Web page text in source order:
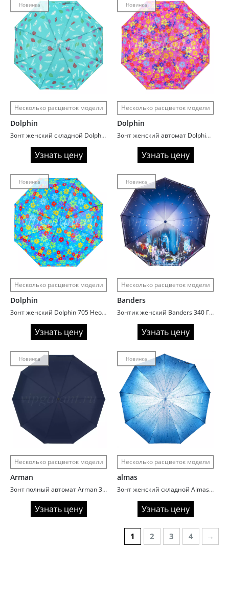
Новинка
Несколько расцветок модели
Dolphin
Зонт женский складной Dolphin 703 Feathers
Узнать цену
Новинка
Несколько расцветок модели
Dolphin
Зонт женский автомат Dolphin 706 Neon flowers
Узнать цену
Новинка
Несколько расцветок модели
Dolphin
Зонт женский Dolphin 705 Неоновые цветы
Узнать цену
Новинка
Несколько расцветок модели
Banders
Зонтик женский Banders 340 Городские пейзажи
Узнать цену
Новинка
Несколько расцветок модели
Arman
Зонт полный автомат Arman 3018 синий и черный
Узнать цену
Новинка
Несколько расцветок модели
almas
Зонт женский складной Almas 2056 Капли дождя
Узнать цену
1 2 3 4 →